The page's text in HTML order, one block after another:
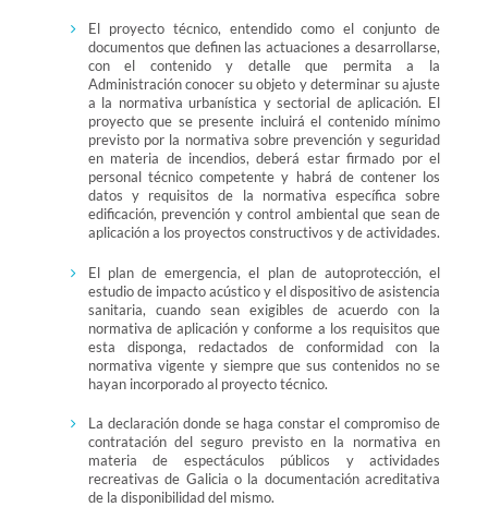
El proyecto técnico, entendido como el conjunto de
documentos que definen las actuaciones a desarrollarse,
con el contenido y detalle que permita a la
Administración conocer su objeto y determinar su ajuste
a la normativa urbanística y sectorial de aplicación. El
proyecto que se presente incluirá el contenido mínimo
previsto por la normativa sobre prevención y seguridad
en materia de incendios, deberá estar firmado por el
personal técnico competente y habrá de contener los
datos y requisitos de la normativa específica sobre
edificación, prevención y control ambiental que sean de
aplicación a los proyectos constructivos y de actividades.
El plan de emergencia, el plan de autoprotección, el
estudio de impacto acústico y el dispositivo de asistencia
sanitaria, cuando sean exigibles de acuerdo con la
normativa de aplicación y conforme a los requisitos que
esta disponga, redactados de conformidad con la
normativa vigente y siempre que sus contenidos no se
hayan incorporado al proyecto técnico.
La declaración donde se haga constar el compromiso de
contratación del seguro previsto en la normativa en
materia de espectáculos públicos y actividades
recreativas de Galicia o la documentación acreditativa
de la disponibilidad del mismo.